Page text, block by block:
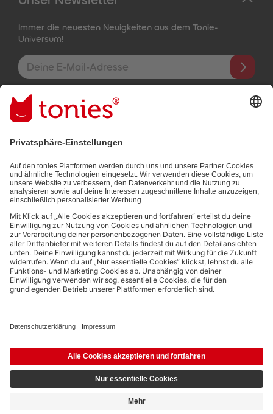
Immer die neuesten Neuigkeiten aus dem Tonie-
Universum!
E-Mail-Addresse
Mit dem Absenden abonnierst du unseren E-Mail-Newsletter, der
auf den von dir bereitgestellten Informationen (z.B. Account-
informationen) und den von dir zu Werbezwecken bereitgestellten
Datenschutzbestimmungen.
Bezahlmethoden:
Links zu sozialen Netzwerken
Die Nutzung der Inhalte für Text- und Data-Mining von (generativen) KI
Zusammenhang ausdrücklich vorbehalten und daher verboten.